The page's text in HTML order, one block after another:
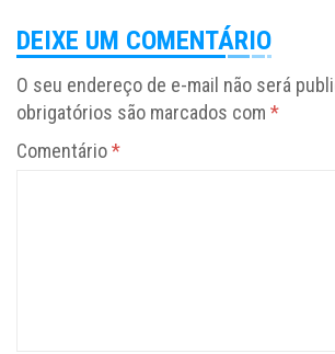
DEIXE UM COMENTÁRIO
O seu endereço de e-mail não será
obrigatórios são marcados com *
Comentário*